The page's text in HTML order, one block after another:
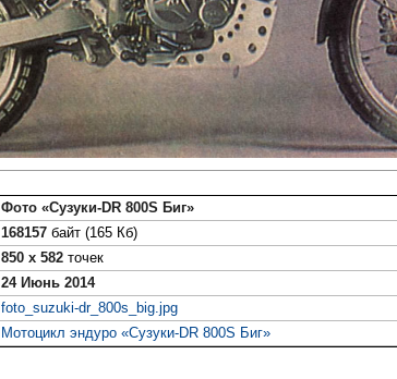
Фото «Сузуки-DR 800S Биг»
168157 байт (165 Кб)
850 x 582 точек
24 Июнь 2014
foto_suzuki-dr_800s_big.jpg
Мотоцикл эндуро «Сузуки-DR 800S Биг»